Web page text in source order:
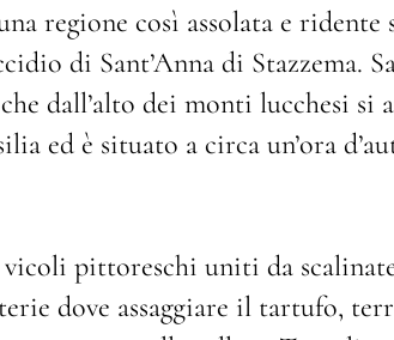
regione così assolata e ridente
di Sant’Anna di Stazzema.
dall’alto dei monti lucchesi si
ed è situato a circa un’ora
vicoli pittoreschi uniti da
dove assaggiare il tartufo,